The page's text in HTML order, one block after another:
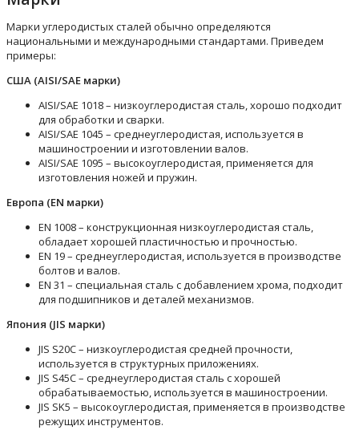
Марки углеродистых сталей обычно определяются
национальными и международными стандартами. Приведем
примеры:
США (AISI/SAE марки)
AISI/SAE 1018 – низкоуглеродистая сталь, хорошо подходит
для обработки и сварки.
AISI/SAE 1045 – среднеуглеродистая, используется в
машиностроении и изготовлении валов.
AISI/SAE 1095 – высокоуглеродистая, применяется для
изготовления ножей и пружин.
Европа (EN марки)
EN 1008 – конструкционная низкоуглеродистая сталь,
обладает хорошей пластичностью и прочностью.
EN 19 – среднеуглеродистая, используется в производстве
болтов и валов.
EN 31 – специальная сталь с добавлением хрома, подходит
для подшипников и деталей механизмов.
Япония (JIS марки)
JIS S20C – низкоуглеродистая средней прочности,
используется в структурных приложениях.
JIS S45C – среднеуглеродистая сталь с хорошей
обрабатываемостью, используется в машиностроении.
JIS SK5 – высокоуглеродистая, применяется в производстве
режущих инструментов.